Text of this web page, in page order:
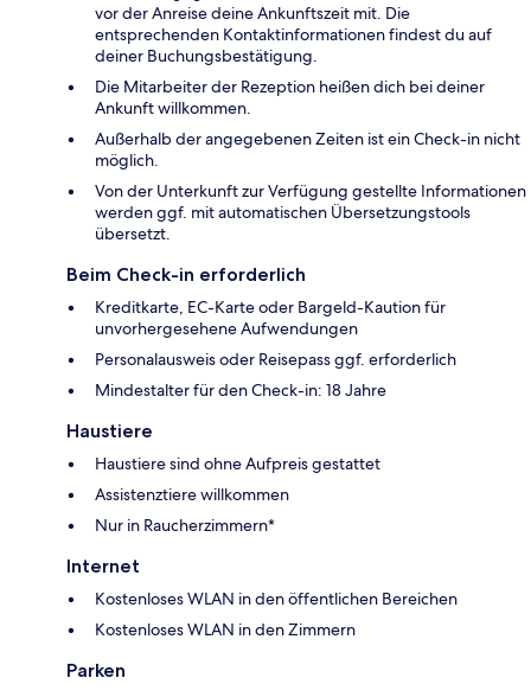
vor der Anreise deine Ankunftszeit mit. Die
entsprechenden Kontaktinformationen findest du auf
deiner Buchungsbestätigung.
Die Mitarbeiter der Rezeption heißen dich bei deiner
Ankunft willkommen.
Außerhalb der angegebenen Zeiten ist ein Check-in nicht
möglich.
Von der Unterkunft zur Verfügung gestellte Informationen
werden ggf. mit automatischen Übersetzungstools
übersetzt.
Beim Check-in erforderlich
Kreditkarte, EC-Karte oder Bargeld-Kaution für
unvorhergesehene Aufwendungen
Personalausweis oder Reisepass ggf. erforderlich
Mindestalter für den Check-in: 18 Jahre
Haustiere
Haustiere sind ohne Aufpreis gestattet
Assistenztiere willkommen
Nur in Raucherzimmern*
Internet
Kostenloses WLAN in den öffentlichen Bereichen
Kostenloses WLAN in den Zimmern
Parken